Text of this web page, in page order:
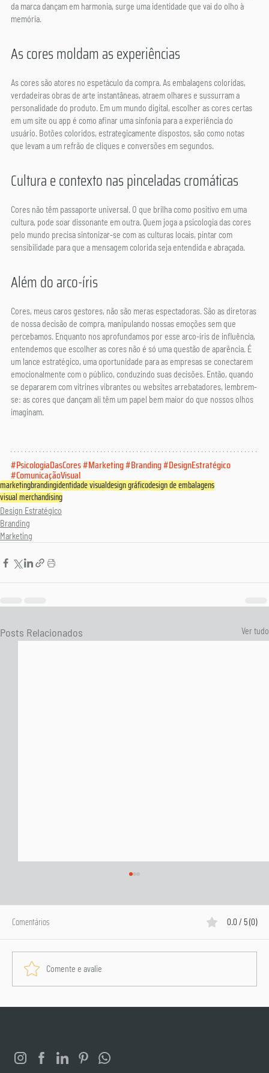
da marca dançam em harmonia, surge uma identidade que vai do olho à
memória.
As cores moldam as experiências
As cores são atores no espetáculo da compra. As embalagens coloridas,
verdadeiras obras de arte instantâneas, atraem olhares e sussurram a
personalidade do produto. Em um mundo digital, escolher as cores certas
em um site ou app é como afinar uma sinfonia para a experiência do
usuário. Botões coloridos, estrategicamente dispostos, são como notas
que levam a um refrão de cliques e conversões em segundos.
Cultura e contexto nas pinceladas cromáticas
Cores não têm passaporte universal. O que brilha como positivo em uma
cultura, pode soar dissonante em outra. Quem joga a psicologia das cores
pelo mundo precisa sintonizar-se com as culturas locais, pintar com
sensibilidade para que a mensagem colorida seja entendida e abraçada.
Além do arco-íris
Cores, meus caros gestores, não são meras espectadoras. São as diretoras
de nossa decisão de compra, manipulando nossas emoções sem que
percebamos. Enquanto nos aprofundamos por esse arco-íris de influência,
entendemos que escolher as cores não é só uma questão de aparência. É
um lance estratégico, uma oportunidade para as empresas se conectarem
emocionalmente com o público, conduzindo suas decisões. Então, quando
se depararem com vitrines vibrantes ou websites arrebatadores, lembrem-
se: as cores que dançam ali têm um papel bem maior do que nossos olhos
imaginam.
#PsicologiaDasCores#Marketing#Branding#DesignEstratégico
#ComunicaçãoVisual
marketingbrandingidentidade visualdesign gráficodesign de embalagens
visual merchandising
Design Estratégico
Branding
Marketing
Posts Relacionados Ver tudo
Visual Merchandising
Comentários 0.0 / 5 (0)
Comente e avalie